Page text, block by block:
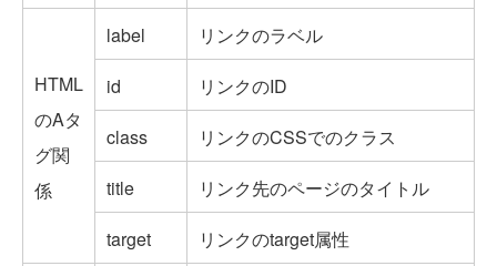
HTML
のAタ
グ関
係
label
リンクのラベル
id
リンクのID
class
リンクのCSSでのクラス
title
リンク先のページのタイトル
target
リンクのtarget属性